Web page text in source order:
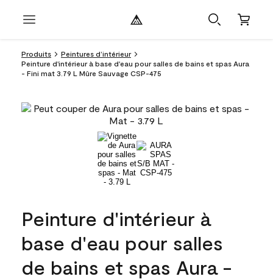
Produits
Peintures d’intérieur
Peinture d'intérieur à base d'eau pour salles de bains et spas Aura
- Fini mat 3.79 L Mûre Sauvage CSP-475
Peinture d'intérieur à
base d'eau pour salles
de bains et spas Aura -